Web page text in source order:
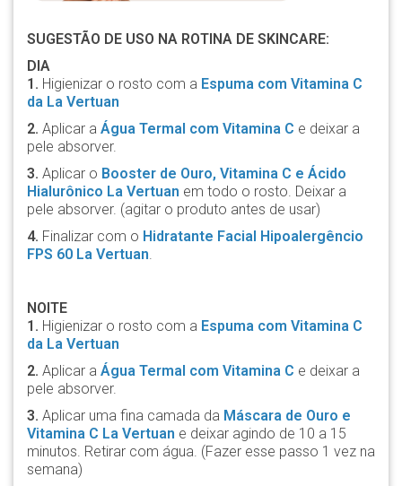
SUGESTÃO DE USO NA ROTINA DE SKINCARE:
DIA
1. Higienizar o rosto com a Espuma com Vitamina C
da La Vertuan
2. Aplicar a Água Termal com Vitamina C e deixar a
pele absorver.
3. Aplicar o Booster de Ouro, Vitamina C e Ácido
Hialurônico La Vertuan em todo o rosto. Deixar a
pele absorver. (agitar o produto antes de usar)
4. Finalizar com o Hidratante Facial Hipoalergêncio
FPS 60 La Vertuan.
NOITE
1. Higienizar o rosto com a Espuma com Vitamina C
da La Vertuan
2. Aplicar a Água Termal com Vitamina C e deixar a
pele absorver.
3. Aplicar uma fina camada da Máscara de Ouro e
Vitamina C La Vertuan e deixar agindo de 10 a 15
minutos. Retirar com água. (Fazer esse passo 1 vez na
semana)